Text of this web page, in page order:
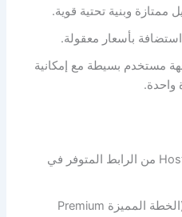
وبنية تحتية قوية.
بأسعار معقولة.
مستخدم بسيطة مع إمكانية
واحدة.
قم بزيارة موقع Hostinger من الرابط المتوفر في
اختر الخطة المناسبة (الخطة المميزة Premium